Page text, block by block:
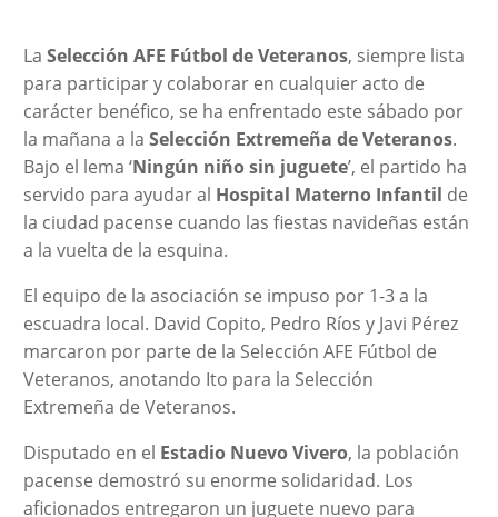
La Selección AFE Fútbol de Veteranos, siempre lista
para participar y colaborar en cualquier acto de
carácter benéfico, se ha enfrentado este sábado por
la mañana a la Selección Extremeña de Veteranos.
Bajo el lema ‘Ningún niño sin juguete’, el partido ha
servido para ayudar al Hospital Materno Infantil de
la ciudad pacense cuando las fiestas navideñas están
a la vuelta de la esquina.
El equipo de la asociación se impuso por 1-3 a la
escuadra local. David Copito, Pedro Ríos y Javi Pérez
marcaron por parte de la Selección AFE Fútbol de
Veteranos, anotando Ito para la Selección
Extremeña de Veteranos.
Disputado en el Estadio Nuevo Vivero, la población
pacense demostró su enorme solidaridad. Los
aficionados entregaron un juguete nuevo para